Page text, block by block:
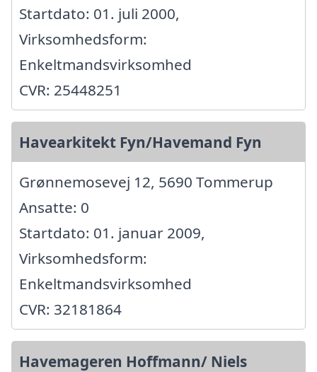
Startdato: 01. juli 2000,
Virksomhedsform:
Enkeltmandsvirksomhed
CVR: 25448251
Havearkitekt Fyn/Havemand Fyn
Grønnemosevej 12, 5690 Tommerup
Ansatte: 0
Startdato: 01. januar 2009,
Virksomhedsform:
Enkeltmandsvirksomhed
CVR: 32181864
Havemageren Hoffmann/ Niels